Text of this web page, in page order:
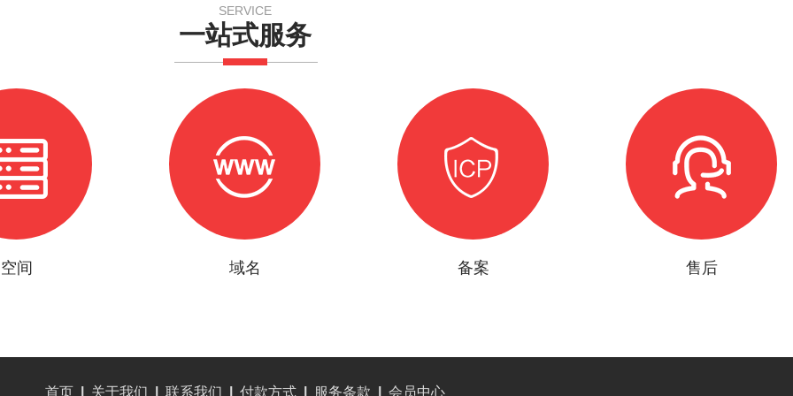
SERVICE
一站式服务
空间 域名 备案 售后
首页 关于我们 联系我们 付款方式 服务条款 会员中心